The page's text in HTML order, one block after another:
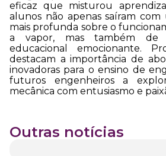
eficaz que misturou
alunos não apenas saíram com
mais profunda sobre o
a vapor, mas também de
educacional emocionante.
destacam a importância de
inovadoras para o ensino de
futuros engenheiros a
mecânica com entusiasmo e
Outras notícias